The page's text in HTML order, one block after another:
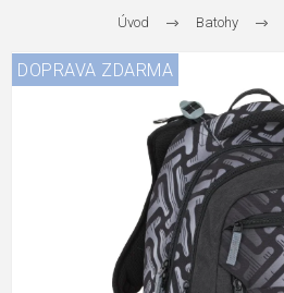
Úvod Batohy
DOPRAVA ZDARMA